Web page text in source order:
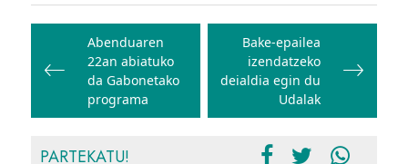
Bidalketetan
zehar
nabigatu
Abenduaren
22an abiatuko
da Gabonetako
programa
Bake-epailea
izendatzeko
deialdia egin du
Udalak
PARTEKATU!